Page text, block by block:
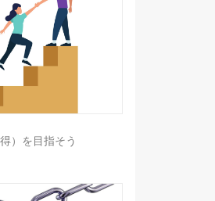
）を目指そう